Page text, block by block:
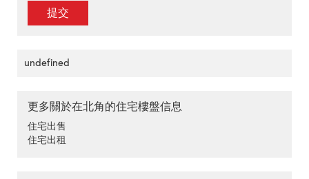
提交
undefined
更多關於在北角的住宅樓盤信息
住宅出售
住宅出租